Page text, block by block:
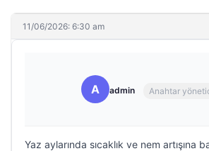
11/06/2026: 6:30 am
A admin Anahtar
Yaz aylarında sıcaklık ve nem artışına